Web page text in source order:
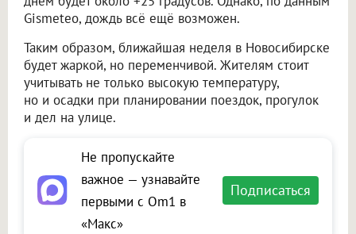
Gismeteo, дождь всё ещё возможен.
Таким образом, ближайшая неделя в Новосибирске
будет жаркой, но переменчивой. Жителям стоит
учитывать не только высокую температуру,
но и осадки при планировании поездок, прогулок
и дел на улице.
Не пропускайте
важное — узнавайте
первыми с Om1 в
«Макс»
Подписаться